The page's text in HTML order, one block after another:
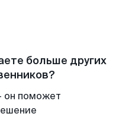
больше других
он поможет